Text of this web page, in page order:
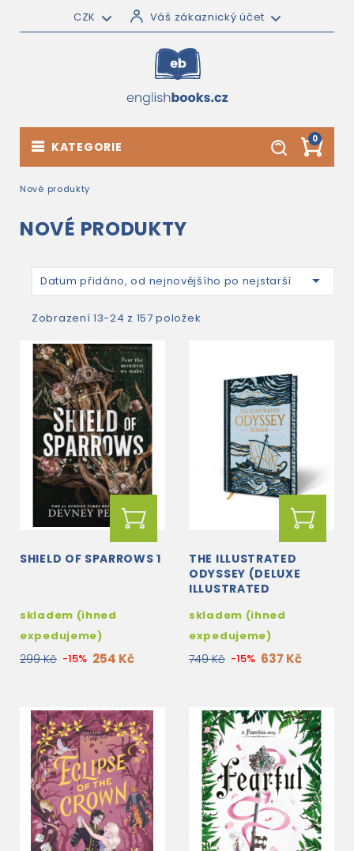
CZK Váš zákaznický účet
0
KATEGORIE
Nové produkty
NOVÉ PRODUKTY
Datum přidáno, od nejnovějšího po nejstarší 
Zobrazení 13-24 z 157 položek
SHIELD OF SPARROWS 1
skladem (ihned
expedujeme)
299 Kč -15% 254 Kč
THE ILLUSTRATED
ODYSSEY (DELUXE
ILLUSTRATED
skladem (ihned
expedujeme)
749 Kč -15% 637 Kč